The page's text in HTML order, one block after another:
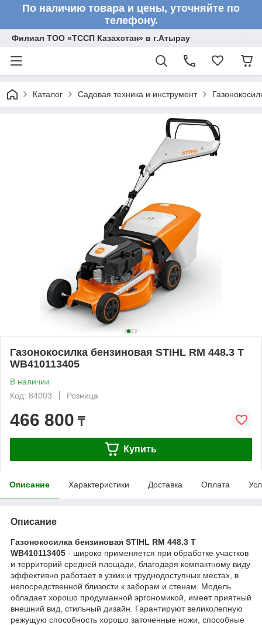
По наличию товара и цены, уточняйте по
телефону.
Филиал ТОО «ТССП Казахстан» в г.Атырау
Каталог Садовая техника и инструмент
Газонокосилка бензиновая STIHL RM 448.3 T
WB410113405
В наличии
Код: 84003
Розница
466 800 ₸
Купить
Описание Характеристики Доставка Оплата
Описание
Газонокосилка бензиновая STIHL RM 448.3 T
WB410113405 - широко применяется при обработке участков
и территорий средней площади, благодаря компактному виду
эффективно работает в узких и труднодоступных местах, в
непосредственной близости к заборам и стенам. Модель
обладает хорошо продуманной эргономикой, имеет приятный
внешний вид, стильный дизайн. Гарантируют великолепную
режущую способность хорошо заточенные ножи, способные